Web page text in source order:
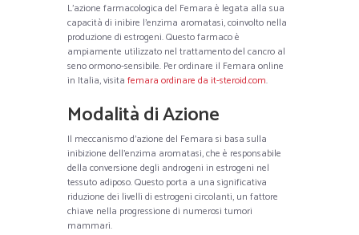
L’azione farmacologica del Femara è legata alla sua
capacità di inibire l’enzima aromatasi, coinvolto nella
produzione di estrogeni. Questo farmaco è
ampiamente utilizzato nel trattamento del cancro al
seno ormono-sensibile. Per ordinare il Femara online
in Italia, visita femara ordinare da it-steroid.com.
Modalità di Azione
Il meccanismo d’azione del Femara si basa sulla
inibizione dell’enzima aromatasi, che è responsabile
della conversione degli androgeni in estrogeni nel
tessuto adiposo. Questo porta a una significativa
riduzione dei livelli di estrogeni circolanti, un fattore
chiave nella progressione di numerosi tumori
mammari.